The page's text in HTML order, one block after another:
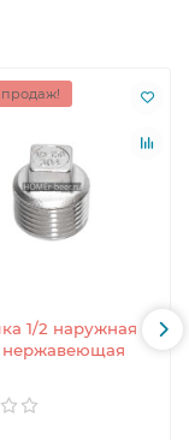
1/2 наружная
нержавеющая